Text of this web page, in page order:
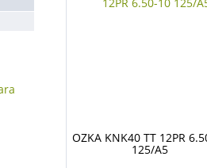
OZKA KNK40 TT 12PR
125/A5